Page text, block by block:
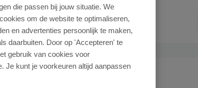
Brandstof Benzine
Transmissie Handgeschakeld
Vraagprijs € 13.845 Incl. Btw
Ford Kuga
die passen bij jouw situatie. We
om de website te optimaliseren,
en advertenties persoonlijk te maken,
daarbuiten. Door op 'Accepteren' te
gebruik van cookies voor
Je kunt je voorkeuren altijd aanpassen